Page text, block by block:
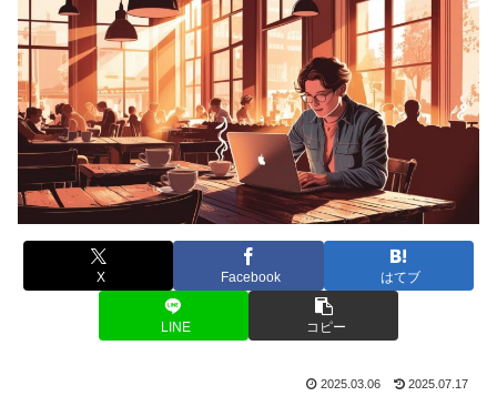
X Facebook はてブ
LINE コピー
2025.03.06 2025.07.17